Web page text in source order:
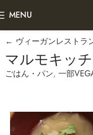
MENU
← ヴィーガンレストラ
マルモキッ
ごはん・パン, 一部